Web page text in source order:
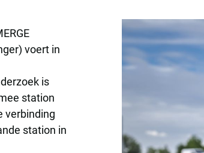
voert in
is
station
verbinding
station in